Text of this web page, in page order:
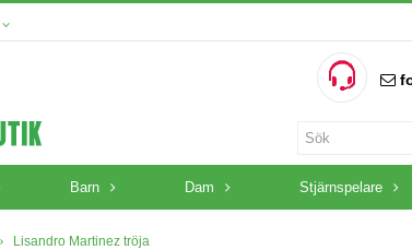
Barn Dam Stjärnspelare
Lisandro Martinez tröja